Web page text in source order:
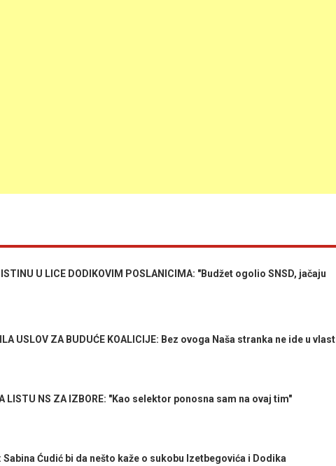
ISTINU U LICE DODIKOVIM POSLANICIMA: "Budžet ogolio SNSD, jačaju
USLOV ZA BUDUĆE KOALICIJE: Bez ovoga Naša stranka ne ide u vlast
LISTU NS ZA IZBORE: "Kao selektor ponosna sam na ovaj tim"
Sabina Ćudić bi da nešto kaže o sukobu Izetbegovića i Dodika